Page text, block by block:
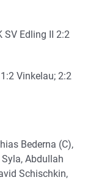
SV Edling II 2:2
Vinkelau; 2:2
Bederna (C),
Abdullah
Schischkin,